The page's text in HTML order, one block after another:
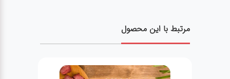
مرتبط با این محصول